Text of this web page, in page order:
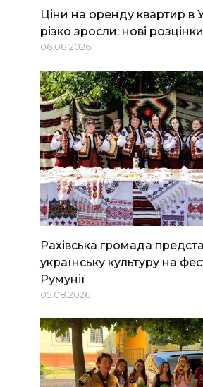
Ціни на оренду квартир в
різко зросли: нові розцінки
06.08.2026
Рахівська громада
українську культуру на
Румунії
05.08.2026